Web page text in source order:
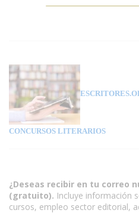
CONCURSOS LITERARIOS
¿Deseas recibir en tu correo
(gratuito). Incluye información
cursos, empleo sector editorial,